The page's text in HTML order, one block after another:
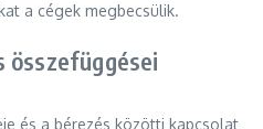
a cégek megbecsülik.
összefüggései
és a bérezés közötti kapcsolat